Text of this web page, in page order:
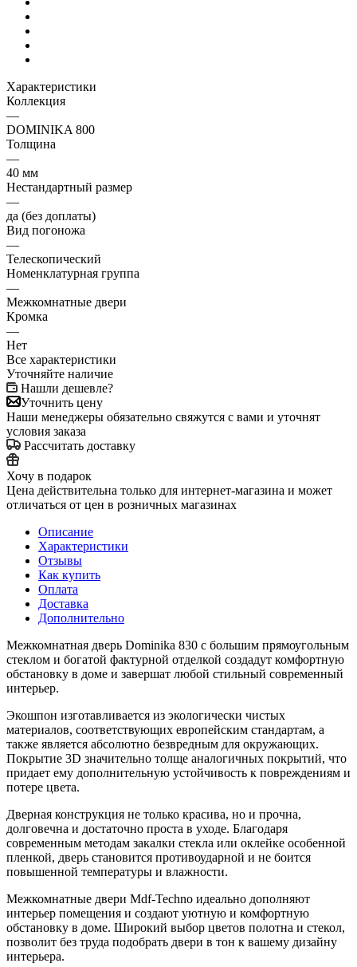
Характеристики
Коллекция
—
DOMINIKA 800
Толщина
—
40 мм
Нестандартный размер
—
да (без доплаты)
Вид погоножа
—
Телескопический
Номенклатурная группа
—
Межкомнатные двери
Кромка
—
Нет
Все характеристики
Уточняйте наличие
Нашли дешевле?
Уточнить цену
Наши менеджеры обязательно свяжутся с вами и уточнят
условия заказа
Рассчитать доставку
Хочу в подарок
Цена действительна только для интернет-магазина и может
отличаться от цен в розничных магазинах
Описание
Характеристики
Отзывы
Как купить
Оплата
Доставка
Дополнительно
Межкомнатная дверь Dominika 830 с большим прямоугольным
стеклом и богатой фактурной отделкой создадут комфортную
обстановку в доме и завершат любой стильный современный
интерьер.
Экошпон изготавливается из экологически чистых
материалов, соответствующих европейским стандартам, а
также является абсолютно безвредным для окружающих.
Покрытие 3D значительно толще аналогичных покрытий, что
придает ему дополнительную устойчивость к повреждениям и
потере цвета.
Дверная конструкция не только красива, но и прочна,
долговечна и достаточно проста в уходе. Благодаря
современным методам закалки стекла или оклейке особенной
пленкой, дверь становится противоударной и не боится
повышенной температуры и влажности.
Межкомнатные двери Mdf-Techno идеально дополняют
интерьер помещения и создают уютную и комфортную
обстановку в доме. Широкий выбор цветов полотна и стекол,
позволит без труда подобрать двери в тон к вашему дизайну
интерьера.